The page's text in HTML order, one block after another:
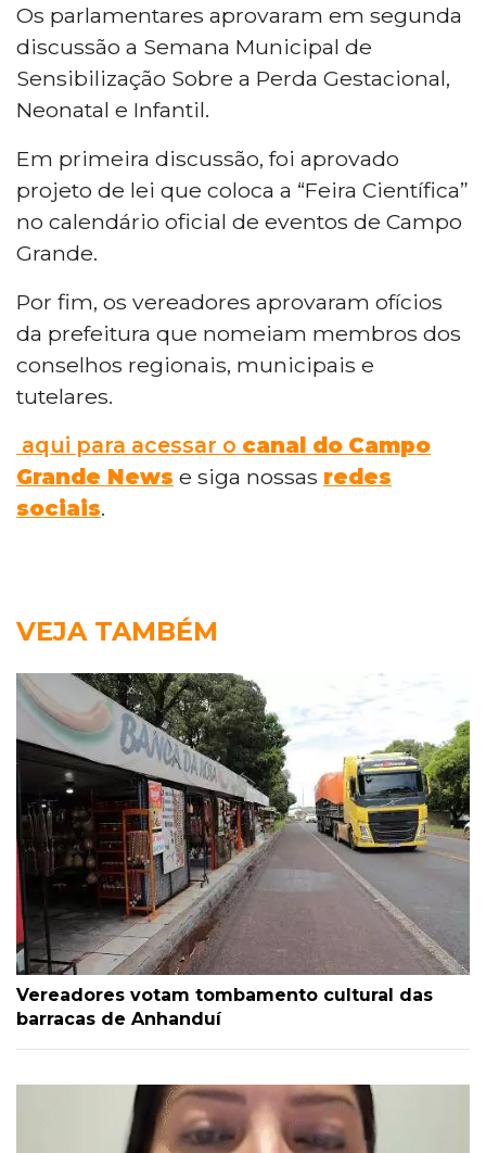
Os parlamentares aprovaram em segunda
discussão a Semana Municipal de
Sensibilização Sobre a Perda Gestacional,
Neonatal e Infantil.
Em primeira discussão, foi aprovado
projeto de lei que coloca a “Feira Científica”
no calendário oficial de eventos de Campo
Grande.
Por fim, os vereadores aprovaram ofícios
da prefeitura que nomeiam membros dos
conselhos regionais, municipais e
tutelares.
aqui para acessar o canal do Campo
Grande News e siga nossas redes
sociais.
VEJA TAMBÉM
Vereadores votam tombamento cultural das
barracas de Anhanduí